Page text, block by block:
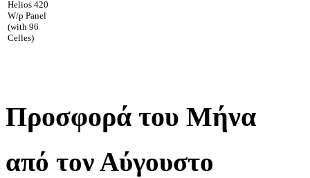
Helios 420
W/p Panel
(with 96
Celles)
Προσφορά του Μήνα
από τον Αύγουστο